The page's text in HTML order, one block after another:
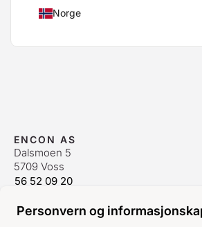
Personvern og
Norge
ENCON AS
Dalsmoen 5
5709 Voss
56 52 09 20
ÅPNINGSTIDER ORDREKONTOR